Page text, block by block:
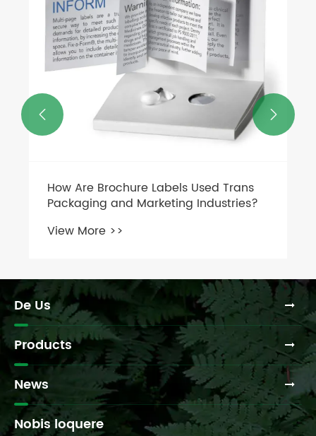
Quomodo Vinum Utrem Libelli
Transformare Notans et Elevare Vinum
View More >>
 
De Us
Products
News
Nobis loquere